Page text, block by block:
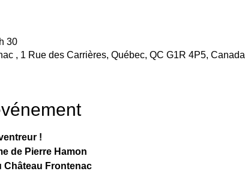
30
, 1 Rue des Carrières, Québec, QC G1R 4P5, Canada
!
de Pierre Hamon
Frontenac